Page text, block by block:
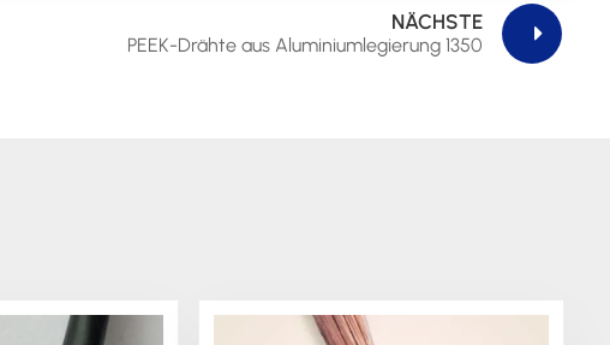
NÄCHSTE
PEEK-Drähte aus Aluminiumlegierung 1350